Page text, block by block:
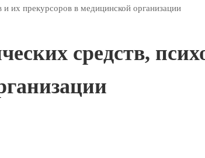
их прекурсоров в медицинской организации
средств,